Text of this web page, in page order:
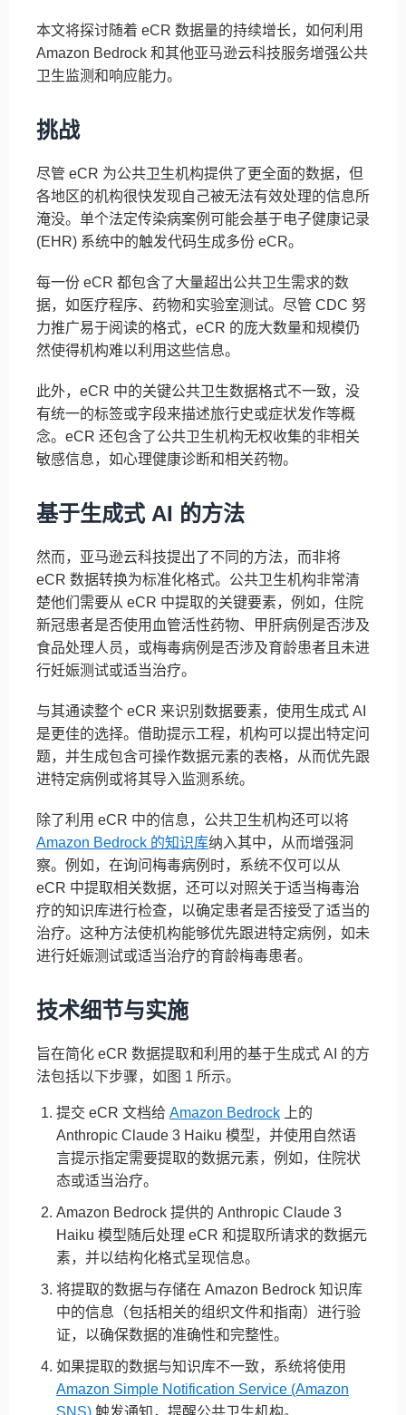
本文将探讨随着 eCR 数据量的持续增长，如何利用
Amazon Bedrock 和其他亚马逊云科技服务增强公共
卫生监测和响应能力。
挑战
尽管 eCR 为公共卫生机构提供了更全面的数据，但
各地区的机构很快发现自己被无法有效处理的信息所
淹没。单个法定传染病案例可能会基于电子健康记录
(EHR) 系统中的触发代码生成多份 eCR。
每一份 eCR 都包含了大量超出公共卫生需求的数
据，如医疗程序、药物和实验室测试。尽管 CDC 努
力推广易于阅读的格式，eCR 的庞大数量和规模仍
然使得机构难以利用这些信息。
此外，eCR 中的关键公共卫生数据格式不一致，没
有统一的标签或字段来描述旅行史或症状发作等概
念。eCR 还包含了公共卫生机构无权收集的非相关
敏感信息，如心理健康诊断和相关药物。
基于生成式 AI 的方法
然而，亚马逊云科技提出了不同的方法，而非将
eCR 数据转换为标准化格式。公共卫生机构非常清
楚他们需要从 eCR 中提取的关键要素，例如，住院
新冠患者是否使用血管活性药物、甲肝病例是否涉及
食品处理人员，或梅毒病例是否涉及育龄患者且未进
行妊娠测试或适当治疗。
与其通读整个 eCR 来识别数据要素，使用生成式 AI
是更佳的选择。借助提示工程，机构可以提出特定问
题，并生成包含可操作数据元素的表格，从而优先跟
进特定病例或将其导入监测系统。
除了利用 eCR 中的信息，公共卫生机构还可以将
Amazon Bedrock 的知识库纳入其中，从而增强洞
察。例如，在询问梅毒病例时，系统不仅可以从
eCR 中提取相关数据，还可以对照关于适当梅毒治
疗的知识库进行检查，以确定患者是否接受了适当的
治疗。这种方法使机构能够优先跟进特定病例，如未
进行妊娠测试或适当治疗的育龄梅毒患者。
技术细节与实施
旨在简化 eCR 数据提取和利用的基于生成式 AI 的方
法包括以下步骤，如图 1 所示。
提交 eCR 文档给 Amazon Bedrock 上的
Anthropic Claude 3 Haiku 模型，并使用自然语
言提示指定需要提取的数据元素，例如，住院状
态或适当治疗。
Amazon Bedrock 提供的 Anthropic Claude 3
Haiku 模型随后处理 eCR 和提取所请求的数据元
素，并以结构化格式呈现信息。
将提取的数据与存储在 Amazon Bedrock 知识库
中的信息（包括相关的组织文件和指南）进行验
证，以确保数据的准确性和完整性。
如果提取的数据与知识库不一致，系统将使用
Amazon Simple Notification Service (Amazon
SNS) 触发通知，提醒公共卫生机构。